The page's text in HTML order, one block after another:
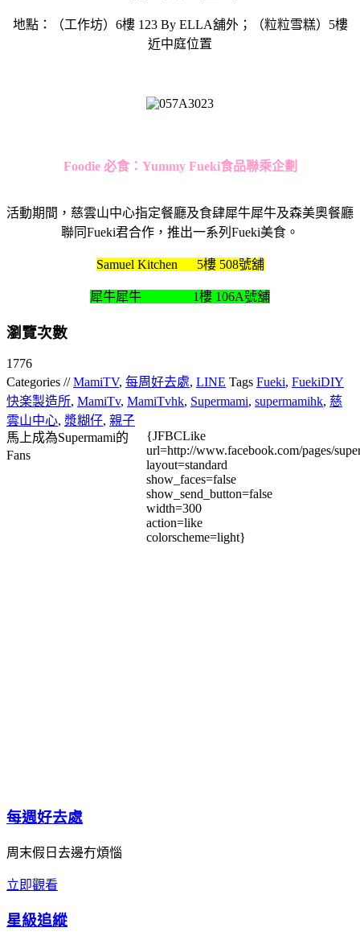
地點：（工作坊）6樓 123 By ELLA舖外；（粒粒雪糕）5樓
近中庭位置
Foodie 必食： Yummy Fueki食品聯乘企劃
活動期間，慈雲山中心指定餐廳及食肆犀牛犀牛及森美奧餐廳
聯同Fueki君合作，推出一系列Fueki美食。
Samuel Kitchen 5樓 508號舖
犀牛犀牛 1樓 106A號舖
瀏覽次數
1776
Categories //MamiTV, 每周好去處, LINE Tags Fueki, FuekiDIY
快楽製造所, MamiTv, MamiTvhk, Supermami, supermamihk, 慈
雲山中心, 漿糊仔, 親子
馬上成為Supermami的
Fans
{JFBCLike
url=http://www.facebook.com/pages/
layout=standard
show_faces=false
show_send_button=false
width=300
action=like
colorscheme=light}
每週好去處
周末假日去邊冇煩惱
立即觀看
星級追縱